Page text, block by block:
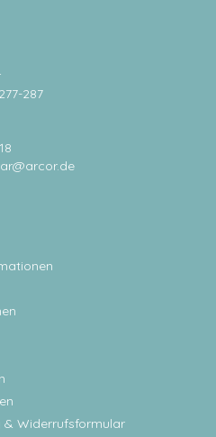
287
Widerrufsformular